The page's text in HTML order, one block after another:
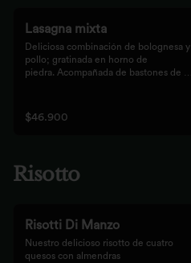
Lasagna mixta
Deliciosa combinación de bolognesa y
pollo; gratinada en horno de
piedra. Acompañada de bastones de
$46.900
Risotto
Risotti Di Manzo
Nuestro delicioso risotto de cuatro
quesos con almendras